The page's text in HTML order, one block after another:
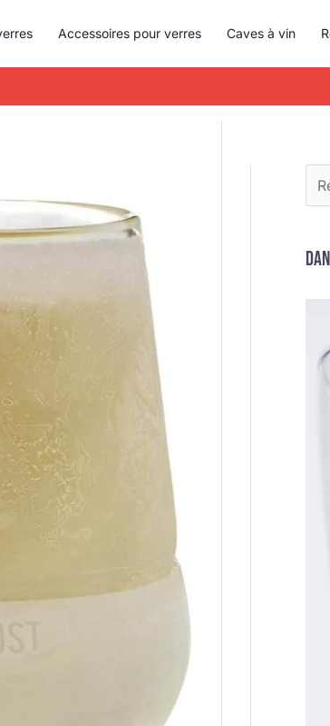
Accessoires pour verres Caves à vin
c
h
e